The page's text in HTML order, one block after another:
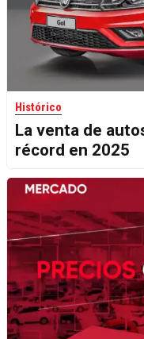
Histórico
La venta de
récord en 2025